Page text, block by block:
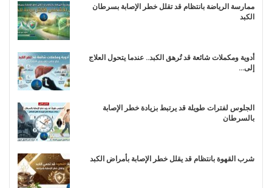
ممارسة الرياضة بانتظام قد تقلل خطر الإصابة بسرطان
الكبد
أدوية ومكملات شائعة قد تُرهق الكبد.. عندما يتحول العلاج
إلى…
الجلوس لفترات طويلة قد يرتبط بزيادة خطر الإصابة
بالسرطان
شرب القهوة بانتظام قد يقلل خطر الإصابة بأمراض الكبد